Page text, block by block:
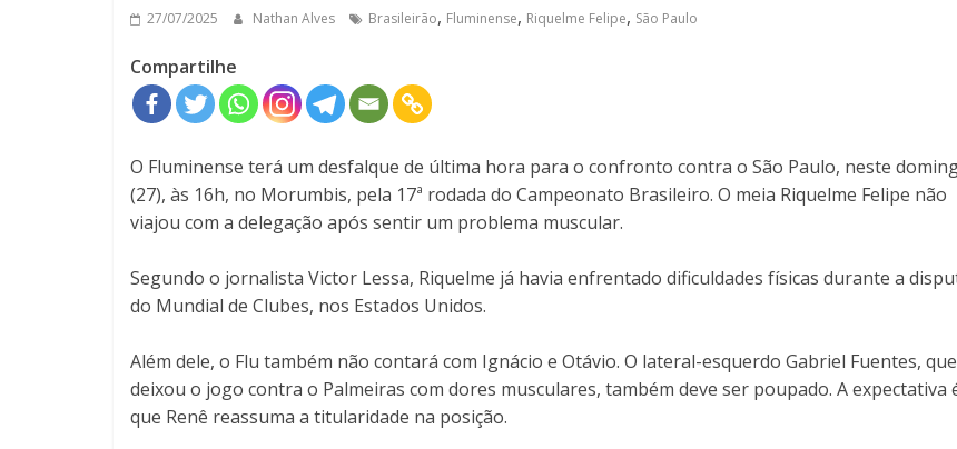
27/07/2025 Nathan Alves Brasileirão, Fluminense, Riquelme Felipe, São Paulo
Compartilhe
O Fluminense terá um desfalque de última hora para o confronto contra o São Paulo, neste
(27), às 16h, no Morumbis, pela 17ª rodada do Campeonato Brasileiro. O meia Riquelme Felipe não
viajou com a delegação após sentir um problema muscular.
Segundo o jornalista Victor Lessa, Riquelme já havia enfrentado dificuldades físicas durante a
do Mundial de Clubes, nos Estados Unidos.
Além dele, o Flu também não contará com Ignácio e Otávio. O lateral-esquerdo Gabriel Fuentes, que
deixou o jogo contra o Palmeiras com dores musculares, também deve ser poupado. A expectativa
que Renê reassuma a titularidade na posição.